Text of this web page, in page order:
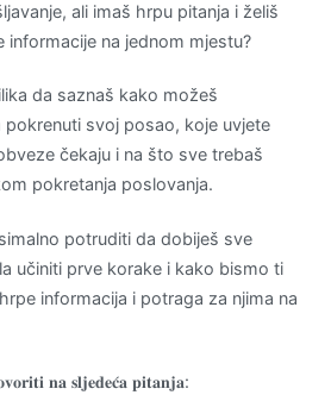
ali imaš hrpu pitanja i želiš
informacije na jednom mjestu?
da saznaš kako možeš
svoj posao, koje uvjete
čekaju i na što sve trebaš
pokretanja poslovanja.
potruditi da dobiješ sve
učiniti prve korake i kako bismo ti
informacija i potraga za njima na
𝐧𝐚 𝐬𝐥𝐣𝐞𝐝𝐞𝐜́𝐚 𝐩𝐢𝐭𝐚𝐧𝐣𝐚: